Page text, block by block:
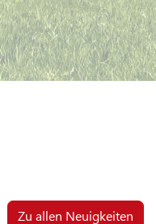
Zu allen Neuigkeiten